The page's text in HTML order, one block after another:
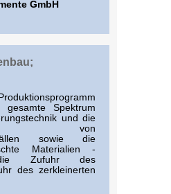
GmbH
gesamte Spektrum
und die
von
sowie die
Materialien -
Zufuhr des
des zerkleinerten